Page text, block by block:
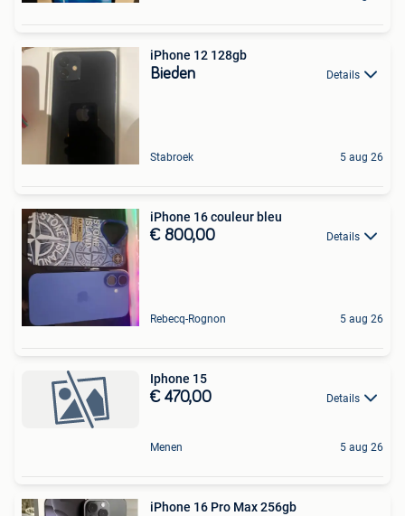
iPhone 12 128gb
Bieden Details
Stabroek 5 aug 26
iPhone 16 couleur bleu
€ 800,00 Details
Rebecq-Rognon 5 aug 26
Iphone 15
€ 470,00 Details
Menen 5 aug 26
iPhone 16 Pro Max 256gb